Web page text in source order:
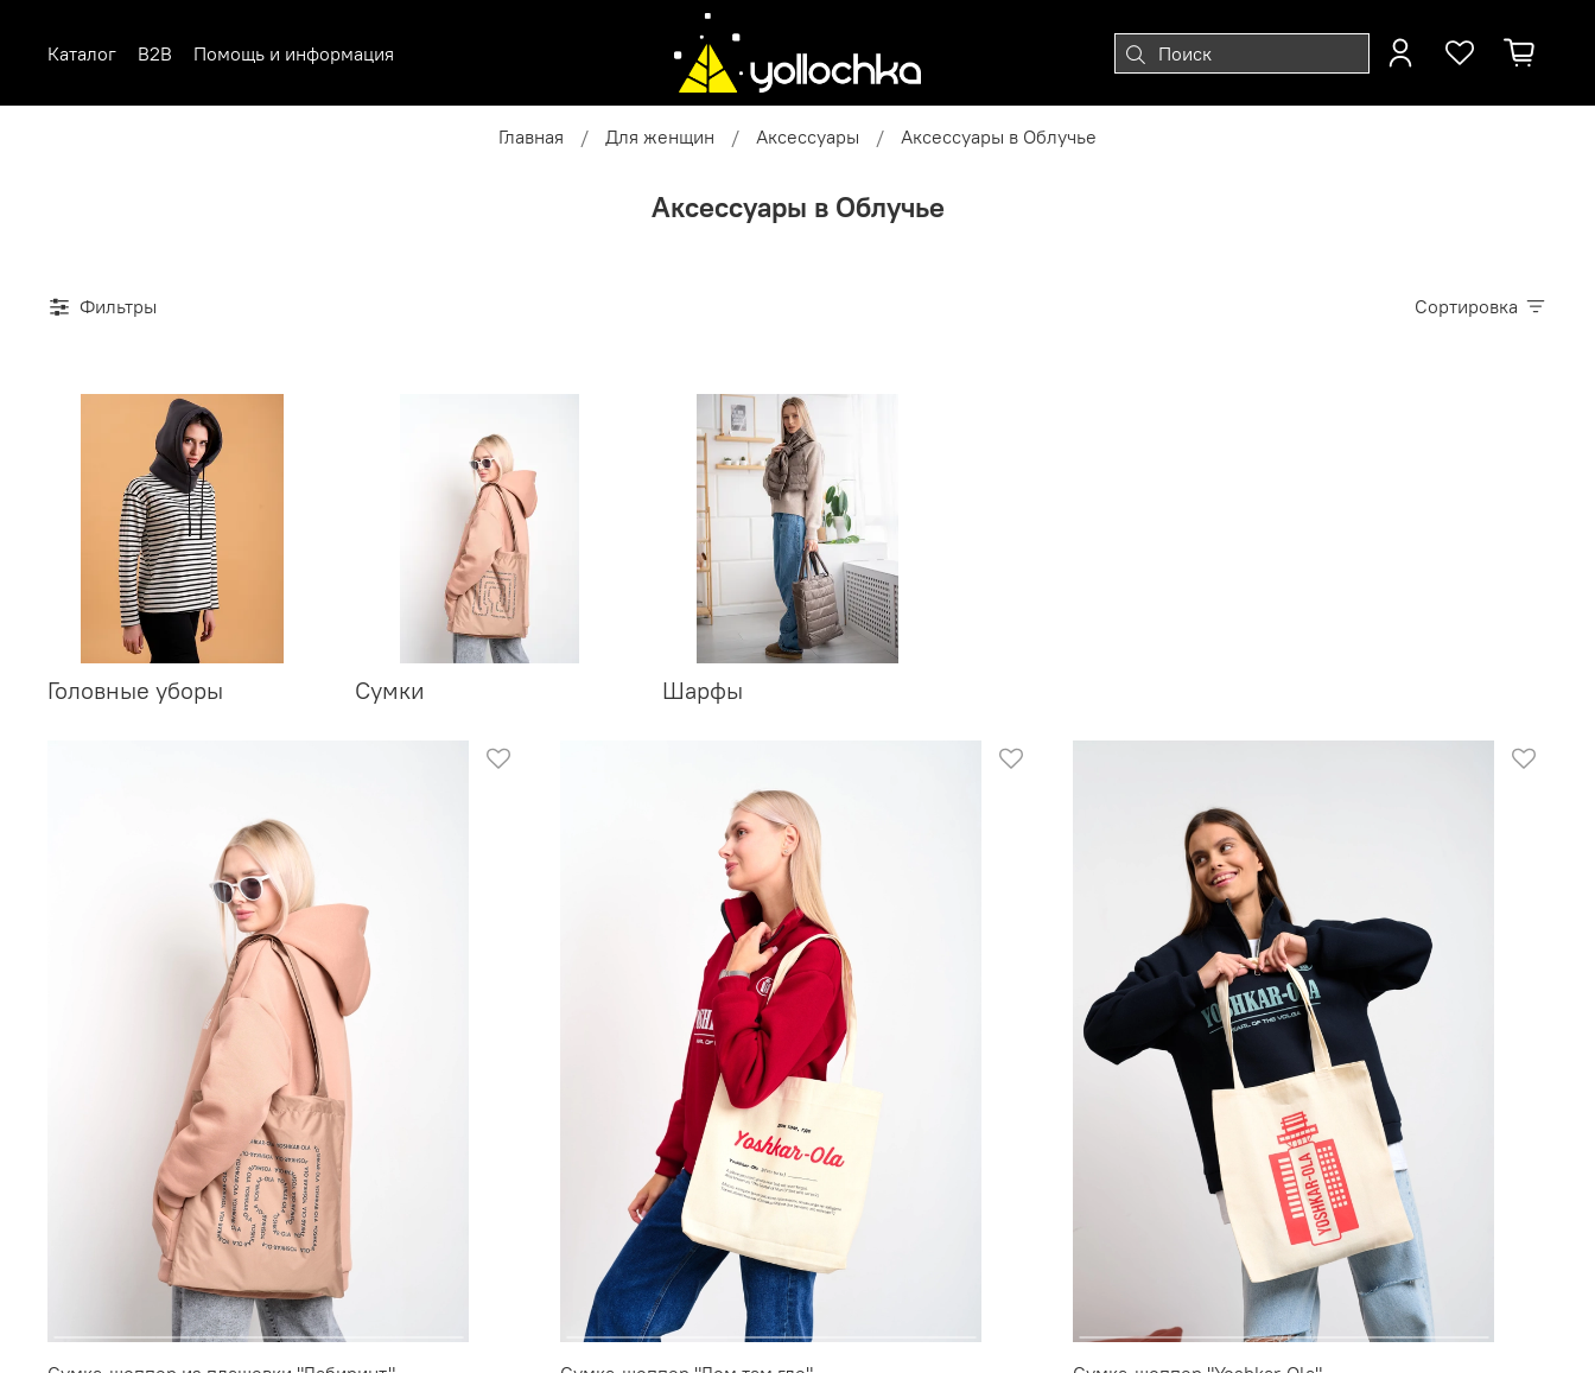
Каталог B2B Помощь и информация
Главная Для женщин Аксессуары Аксессуары в Облучье
Аксессуары в Облучье
Фильтры Сортировка
Головные уборы Сумки Шарфы